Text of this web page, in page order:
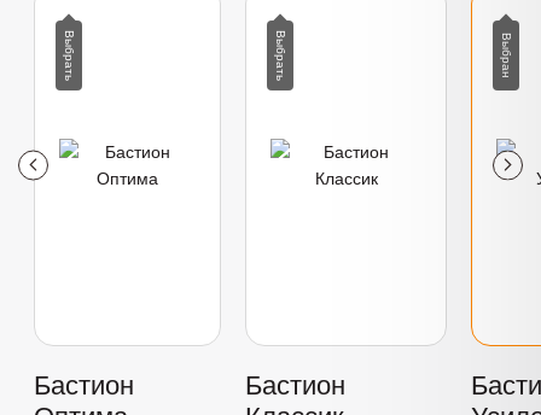
Бастион
Бастион